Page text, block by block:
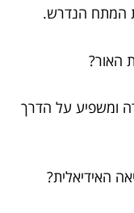
המתח הנדרש.
ומשפיע על הדרך